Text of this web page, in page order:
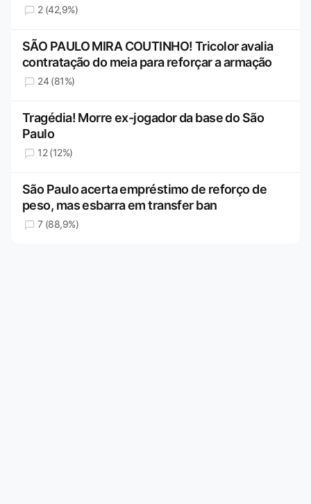
2 (42,9%)
SÃO PAULO MIRA COUTINHO! Tricolor avalia
contratação do meia para reforçar a armação
24 (81%)
Tragédia! Morre ex-jogador da base do São
Paulo
12 (12%)
São Paulo acerta empréstimo de reforço de
peso, mas esbarra em transfer ban
7 (88,9%)